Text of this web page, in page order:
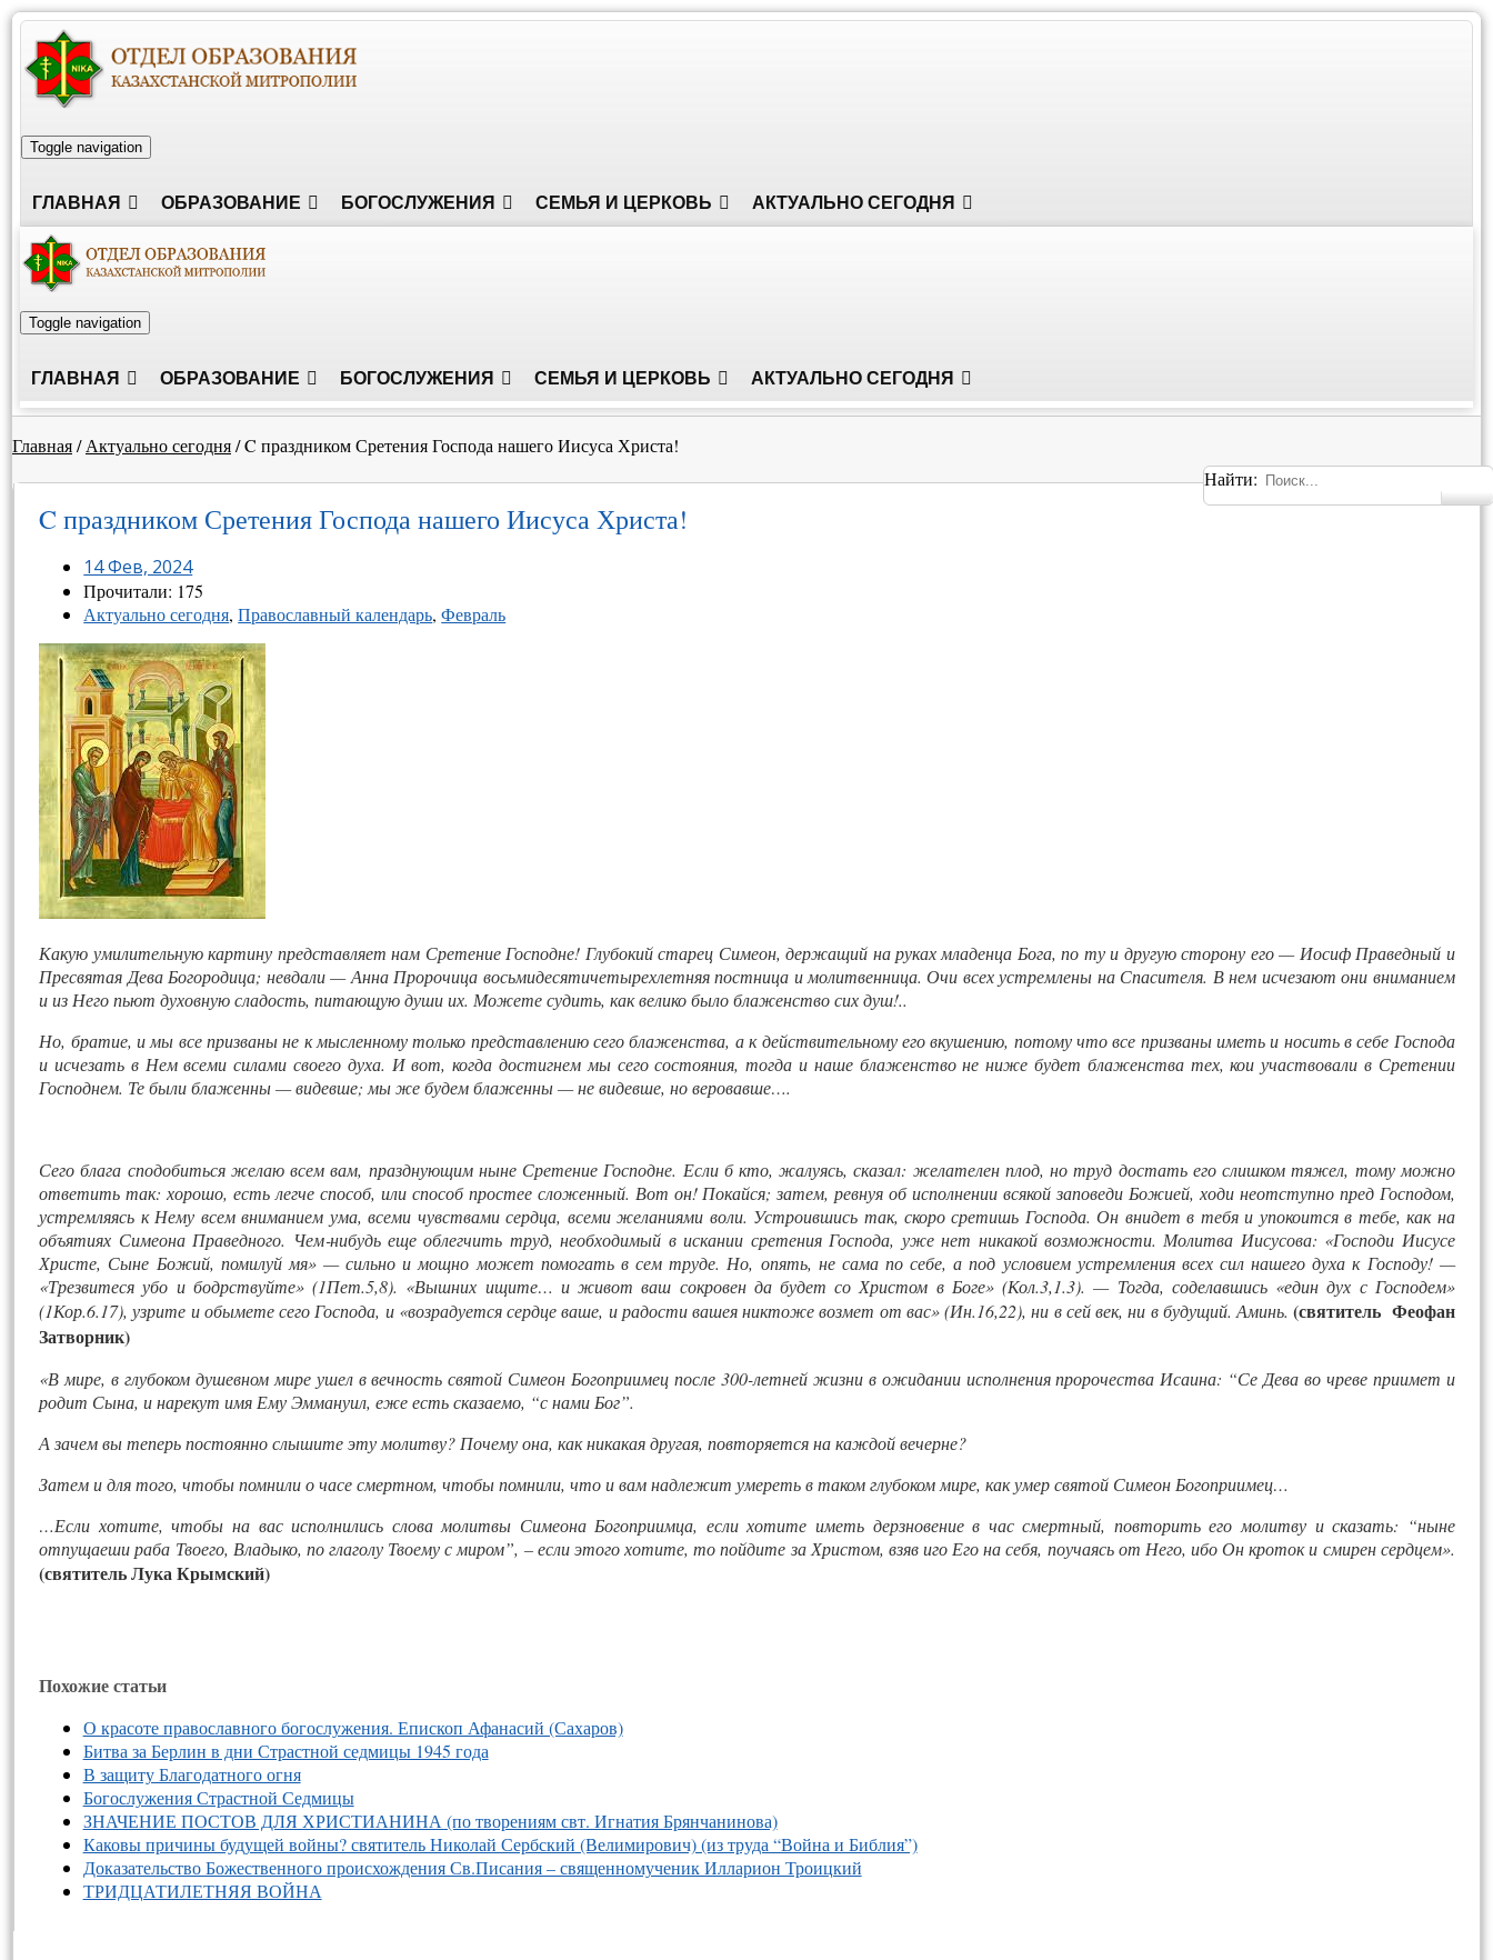
Toggle navigation
ГЛАВНАЯ ОБРАЗОВАНИЕ БОГОСЛУЖЕНИЯ СЕМЬЯ И ЦЕРКОВЬ АКТУАЛЬНО СЕГОДНЯ
Toggle navigation
ГЛАВНАЯ ОБРАЗОВАНИЕ БОГОСЛУЖЕНИЯ СЕМЬЯ И ЦЕРКОВЬ АКТУАЛЬНО СЕГОДНЯ
Главная/ Актуально сегодня/C праздником Сретения Господа нашего Иисуса Христа!
Найти:
C праздником Сретения Господа нашего Иисуса Христа!
14 Фев, 2024
Прочитали: 175
Актуально сегодня,Православный календарь,Февраль
Какую умилительную картину представляет нам Сретение Господне! Глубокий старец Симеон, держащий на руках младенца Бога, по ту и другую сторону его — Иосиф Праведный и
Пресвятая Дева Богородица; невдали — Анна Пророчица восьмидесятичетырехлетняя постница и молитвенница. Очи всех устремлены на Спасителя. В нем исчезают они вниманием
и из Него пьют духовную сладость, питающую души их. Можете судить, как велико было блаженство сих душ!..
Но, братие, и мы все призваны не к мысленному только представлению сего блаженства, а к действительному его вкушению, потому что все призваны иметь и носить в себе Господа
и исчезать в Нем всеми силами своего духа. И вот, когда достигнем мы сего состояния, тогда и наше блаженство не ниже будет блаженства тех, кои участвовали в Сретении
Господнем. Те были блаженны — видевше; мы же будем блаженны — не видевше, но веровавше….
Сего блага сподобиться желаю всем вам, празднующим ныне Сретение Господне. Если б кто, жалуясь, сказал: желателен плод, но труд достать его слишком тяжел, тому можно
ответить так: хорошо, есть легче способ, или способ простее сложенный. Вот он! Покайся; затем, ревнуя об исполнении всякой заповеди Божией, ходи неотступно пред Господом,
устремляясь к Нему всем вниманием ума, всеми чувствами сердца, всеми желаниями воли. Устроившись так, скоро сретишь Господа. Он внидет в тебя и упокоится в тебе, как на
объятиях Симеона Праведного. Чем‑нибудь еще облегчить труд, необходимый в искании сретения Господа, уже нет никакой возможности. Молитва Иисусова: «Господи Иисусе
Христе, Сыне Божий, помилуй мя» — сильно и мощно может помогать в сем труде. Но, опять, не сама по себе, а под условием устремления всех сил нашего духа к Господу! —
«Трезвитеся убо и бодрствуйте» (1Пет.5,8). «Вышних ищите… и живот ваш сокровен да будет со Христом в Боге» (Кол.3,1.3). — Тогда, соделавшись «един дух с Господем»
(1Кор.6.17), узрите и обымете сего Господа, и «возрадуется сердце ваше, и радости вашея никтоже возмет от вас» (Ин.16,22), ни в сей век, ни в будущий. Аминь. (святитель Феофан
Затворник)
«В мире, в глубоком душевном мире ушел в вечность святой Симеон Богоприимец после 300-летней жизни в ожидании исполнения пророчества Исаина: “Се Дева во чреве приимет и
родит Сына, и нарекут имя Ему Эммануил, еже есть сказаемо, “с нами Бог”.
А зачем вы теперь постоянно слышите эту молитву? Почему она, как никакая другая, повторяется на каждой вечерне?
Затем и для того, чтобы помнили о часе смертном, чтобы помнили, что и вам надлежит умереть в таком глубоком мире, как умер святой Симеон Богоприимец…
…Если хотите, чтобы на вас исполнились слова молитвы Симеона Богоприимца, если хотите иметь дерзновение в час смертный, повторить его молитву и сказать: “ныне
отпущаеши раба Твоего, Владыко, по глаголу Твоему с миром”, – если этого хотите, то пойдите за Христом, взяв иго Его на себя, поучаясь от Него, ибо Он кроток и смирен сердцем».
(святитель Лука Крымский)
Похожие статьи
О красоте православного богослужения. Епископ Афанасий (Сахаров)
Битва за Берлин в дни Страстной седмицы 1945 года
В защиту Благодатного огня
Богослужения Страстной Седмицы
ЗНАЧЕНИЕ ПОСТОВ ДЛЯ ХРИСТИАНИНА (по творениям свт. Игнатия Брянчанинова)
Каковы причины будущей войны? святитель Николай Сербский (Велимирович) (из труда “Война и Библия”)
Доказательство Божественного происхождения Св.Писания – священномученик Илларион Троицкий
ТРИДЦАТИЛЕТНЯЯ ВОЙНА